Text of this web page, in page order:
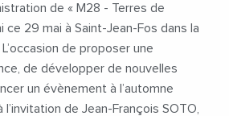
de « M28 - Terres de
ce 29 mai à Saint-Jean-Fos dans la
de proposer une
de développer de nouvelles
un évènement à l’automne
de Jean-François SOTO,